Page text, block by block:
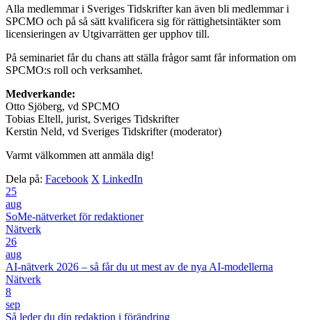
Alla medlemmar i Sveriges Tidskrifter kan även bli medlemmar i
SPCMO och på så sätt kvalificera sig för rättighetsintäkter som
licensieringen av Utgivarrätten ger upphov till.
På seminariet får du chans att ställa frågor samt får information om
SPCMO:s roll och verksamhet.
Medverkande:
Otto Sjöberg, vd SPCMO
Tobias Eltell, jurist, Sveriges Tidskrifter
Kerstin Neld, vd Sveriges Tidskrifter (moderator)
Varmt välkommen att anmäla dig!
Dela på: Facebook X LinkedIn
25
aug
SoMe-nätverket för redaktioner
Nätverk
26
aug
AI-nätverk 2026 – så får du ut mest av de nya AI-modellerna
Nätverk
8
sep
Så leder du din redaktion i förändring